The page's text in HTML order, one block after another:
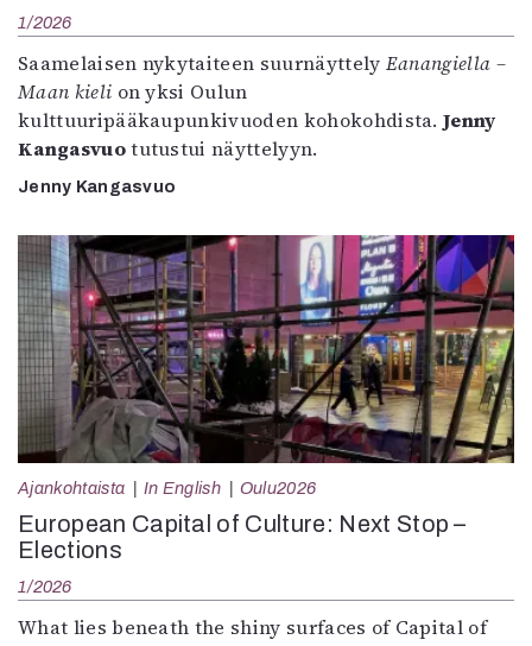
1/2026
Saamelaisen nykytaiteen suurnäyttely Eanangiella –
Maan kieli on yksi Oulun
kulttuuripääkaupunkivuoden kohokohdista.Jenny
Kangasvuotutustui näyttelyyn.
Jenny Kangasvuo
Ajankohtaista In English Oulu2026
European Capital of Culture: Next Stop –
Elections
1/2026
What lies beneath the shiny surfaces of Capital of